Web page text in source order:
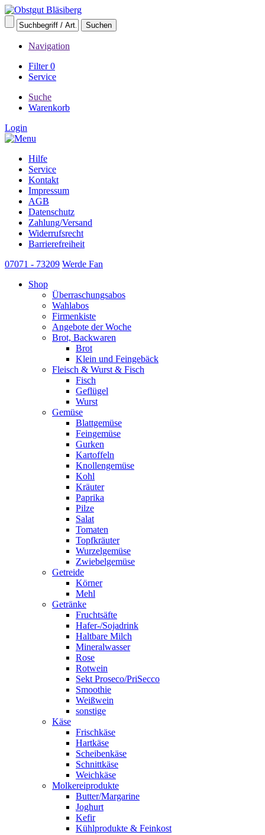
Navigation
Filter0
Service
Suche
Warenkorb
Login
Hilfe
Service
Kontakt
Impressum
AGB
Datenschutz
Zahlung/Versand
Widerrufsrecht
Barrierefreiheit
07071 - 73209 Werde Fan
Shop
Überraschungsabos
Wahlabos
Firmenkiste
Angebote der Woche
Brot, Backwaren
Brot
Klein und Feingebäck
Fleisch & Wurst & Fisch
Fisch
Geflügel
Wurst
Gemüse
Blattgemüse
Feingemüse
Gurken
Kartoffeln
Knollengemüse
Kohl
Kräuter
Paprika
Pilze
Salat
Tomaten
Topfkräuter
Wurzelgemüse
Zwiebelgemüse
Getreide
Körner
Mehl
Getränke
Fruchtsäfte
Hafer-/Sojadrink
Haltbare Milch
Mineralwasser
Rose
Rotwein
Sekt Proseco/PriSecco
Smoothie
Weißwein
sonstige
Käse
Frischkäse
Hartkäse
Scheibenkäse
Schnittkäse
Weichkäse
Molkereiprodukte
Butter/Margarine
Joghurt
Kefir
Kühlprodukte & Feinkost